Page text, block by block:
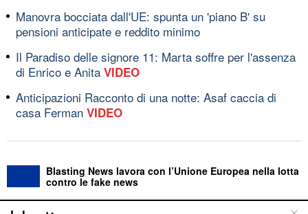
Manovra bocciata dall'UE: spunta un 'piano B' su
pensioni anticipate e reddito minimo
Il Paradiso delle signore 11: Marta soffre per l'assenza
di Enrico e Anita VIDEO
Anticipazioni Racconto di una notte: Asaf caccia di
casa Ferman VIDEO
Blasting News lavora con l’Unione Europea nella lotta
contro le fake news